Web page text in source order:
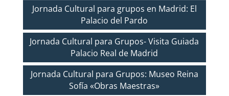
Jornada Cultural para grupos en Madrid: El
Palacio del Pardo
Jornada Cultural para Grupos- Visita Guiada
Palacio Real de Madrid
Jornada Cultural para Grupos: Museo Reina
Sofía «Obras Maestras»